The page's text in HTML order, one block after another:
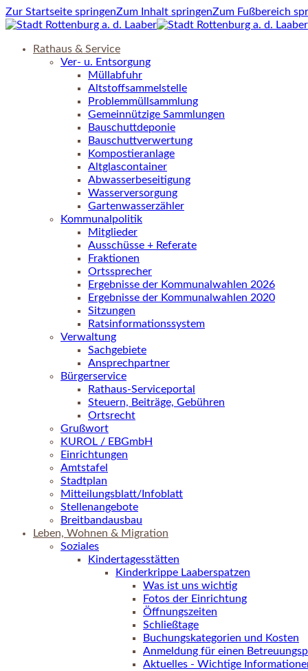
Zur Startseite springenZum Inhalt springenZum Fußbereich
Rathaus & Service
Ver- u. Entsorgung
Müllabfuhr
Altstoffsammelstelle
Problemmüllsammlung
Gemeinnützige Sammlungen
Bauschuttdeponie
Bauschuttverwertung
Kompostieranlage
Altglascontainer
Abwasserbeseitigung
Wasserversorgung
Gartenwasserzähler
Kommunalpolitik
Mitglieder
Ausschüsse + Referate
Fraktionen
Ortssprecher
Ergebnisse der Kommunalwahlen 2026
Ergebnisse der Kommunalwahlen 2020
Sitzungen
Ratsinformationssystem
Verwaltung
Sachgebiete
Ansprechpartner
Bürgerservice
Rathaus-Serviceportal
Steuern, Beiträge, Gebühren
Ortsrecht
Grußwort
KUROL / EBGmbH
Einrichtungen
Amtstafel
Stadtplan
Mitteilungsblatt/Infoblatt
Stellenangebote
Breitbandausbau
Leben, Wohnen & Migration
Soziales
Kindertagesstätten
Kinderkrippe Laaberspatzen
Was ist uns wichtig
Fotos der Einrichtung
Öffnungszeiten
Schließtage
Buchungskategorien und Kosten
Anmeldung für einen
Aktuelles - Wichtige